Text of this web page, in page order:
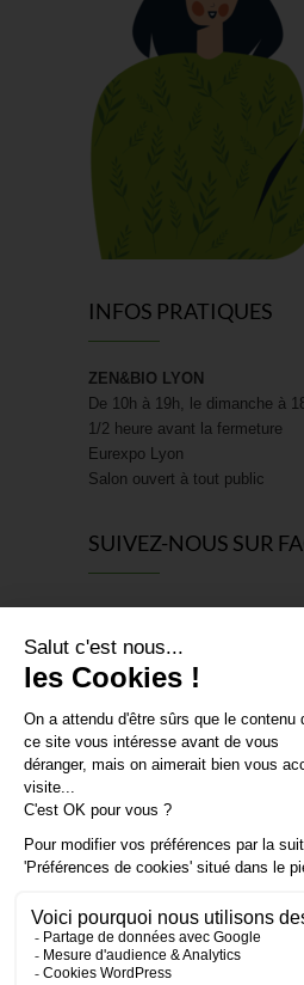
INFOS PRATIQUES
ZEN&BIO LYON
De 10h à 19h, le dimanche à
1/2 heure avant la fermeture
Eurexpo Lyon
Salon ouvert à tout public
SUIVEZ-NOUS SUR
VISITER
PROGRAMME
Mentions légales et